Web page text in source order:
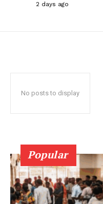
2 days ago
No posts to display
Popular